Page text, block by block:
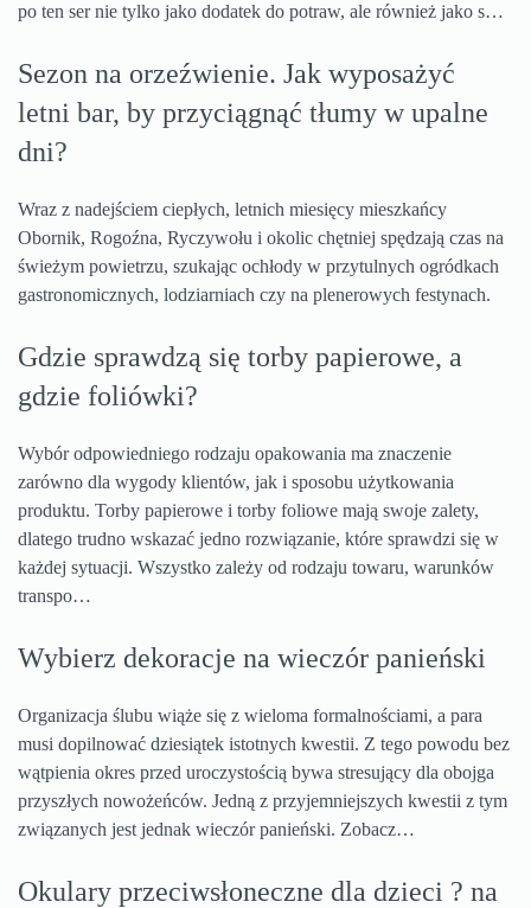
po ten ser nie tylko jako dodatek do potraw, ale również jako s…
Sezon na orzeźwienie. Jak wyposażyć
letni bar, by przyciągnąć tłumy w upalne
dni?
Wraz z nadejściem ciepłych, letnich miesięcy mieszkańcy
Obornik, Rogoźna, Ryczywołu i okolic chętniej spędzają czas na
świeżym powietrzu, szukając ochłody w przytulnych ogródkach
gastronomicznych, lodziarniach czy na plenerowych festynach.
Gdzie sprawdzą się torby papierowe, a
gdzie foliówki?
Wybór odpowiedniego rodzaju opakowania ma znaczenie
zarówno dla wygody klientów, jak i sposobu użytkowania
produktu. Torby papierowe i torby foliowe mają swoje zalety,
dlatego trudno wskazać jedno rozwiązanie, które sprawdzi się w
każdej sytuacji. Wszystko zależy od rodzaju towaru, warunków
transpo…
Wybierz dekoracje na wieczór panieński
Organizacja ślubu wiąże się z wieloma formalnościami, a para
musi dopilnować dziesiątek istotnych kwestii. Z tego powodu bez
wątpienia okres przed uroczystością bywa stresujący dla obojga
przyszłych nowożeńców. Jedną z przyjemniejszych kwestii z tym
związanych jest jednak wieczór panieński. Zobacz…
Okulary przeciwsłoneczne dla dzieci ? na